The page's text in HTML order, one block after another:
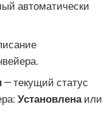
автоматически
— текущий статус
Установленаили